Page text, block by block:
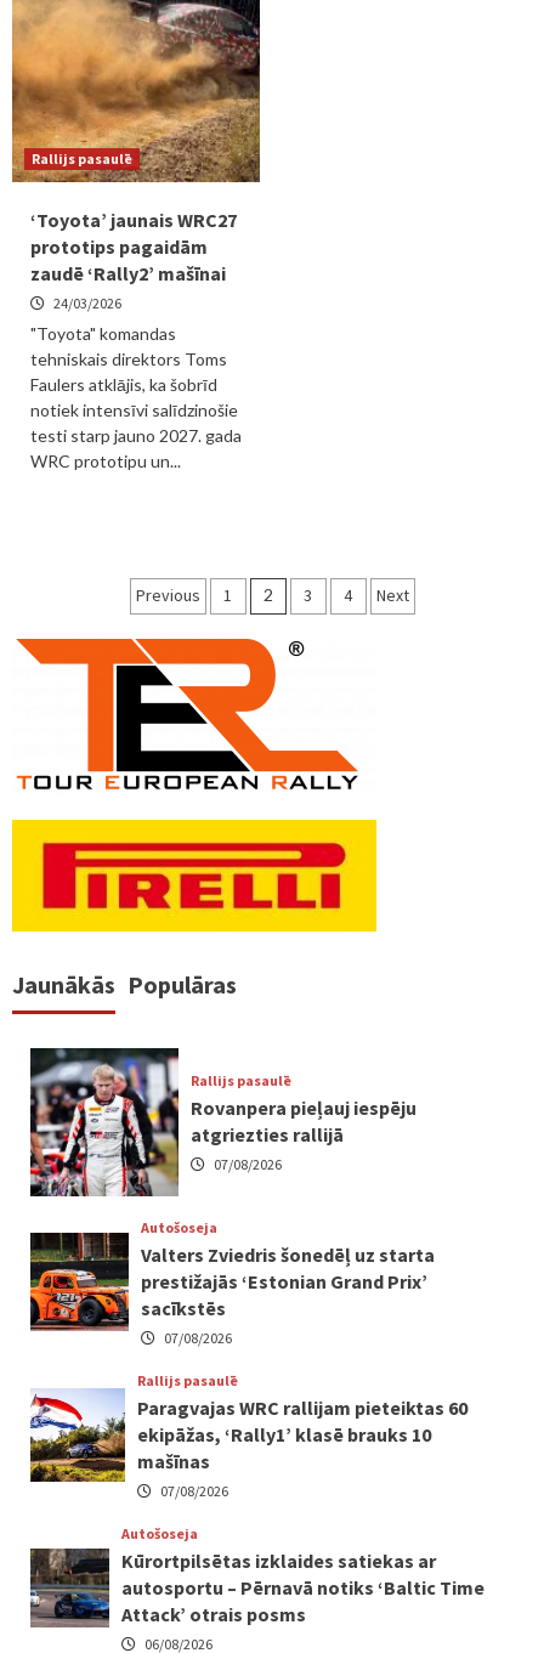
Rallijs pasaulē
‘Toyota’ jaunais WRC27
prototips pagaidām
zaudē ‘Rally2’ mašīnai
24/03/2026
"Toyota" komandas
tehniskais direktors Toms
Faulers atklājis, ka šobrīd
notiek intensīvi salīdzinošie
testi starp jauno 2027. gada
WRC prototipu un...
Ziņu
numerācija
pēc
lappusēm
Previous 1 2 3 4 Next
Jaunākās Populāras
Rallijs pasaulē
Rovanpera pieļauj iespēju
atgriezties rallijā
07/08/2026
Autošoseja
Valters Zviedris šonedēļ uz starta
prestižajās ‘Estonian Grand Prix’
sacīkstēs
07/08/2026
Rallijs pasaulē
Paragvajas WRC rallijam pieteiktas 60
ekipāžas, ‘Rally1’ klasē brauks 10
mašīnas
07/08/2026
Autošoseja
Kūrortpilsētas izklaides satiekas ar
autosportu – Pērnavā notiks ‘Baltic Time
Attack’ otrais posms
06/08/2026